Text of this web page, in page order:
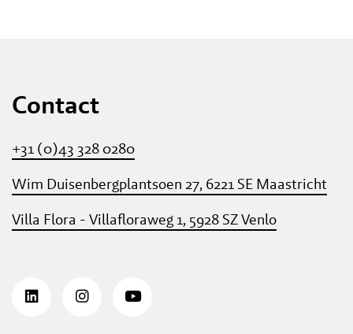
Contact
+31 (0)43 328 0280
Wim Duisenbergplantsoen 27, 6221 SE Maastricht
Villa Flora - Villafloraweg 1, 5928 SZ Venlo